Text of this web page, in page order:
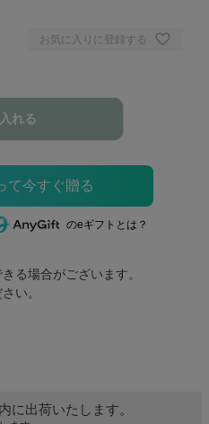
お気に入りに登録する
れる
のeギフトとは？
る場合がございます。
い。
に出荷いたします。